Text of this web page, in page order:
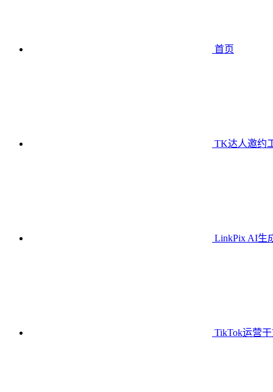
首页
TK达人邀约
LinkPix AI生
TikTok运营